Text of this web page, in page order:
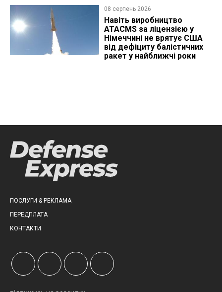
08 серпень 2026
Навіть виробництво
ATACMS за ліцензією у
Німеччині не врятує США
від дефіциту балістичних
ракет у найближчі роки
ПОСЛУГИ & РЕКЛАМА
ПЕРЕДПЛАТА
КОНТАКТИ